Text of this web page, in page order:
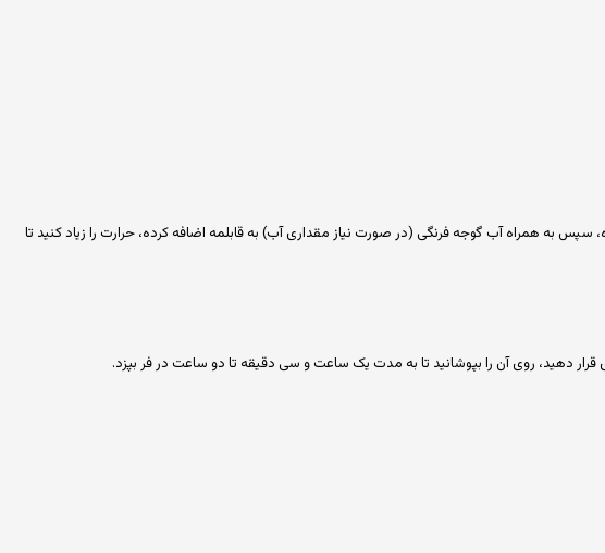
به همراه آب گوجه فرنگی (در صورت نیاز مقداری آب) به قابلمه اضافه کرده، حرارت را زیاد کنید تا